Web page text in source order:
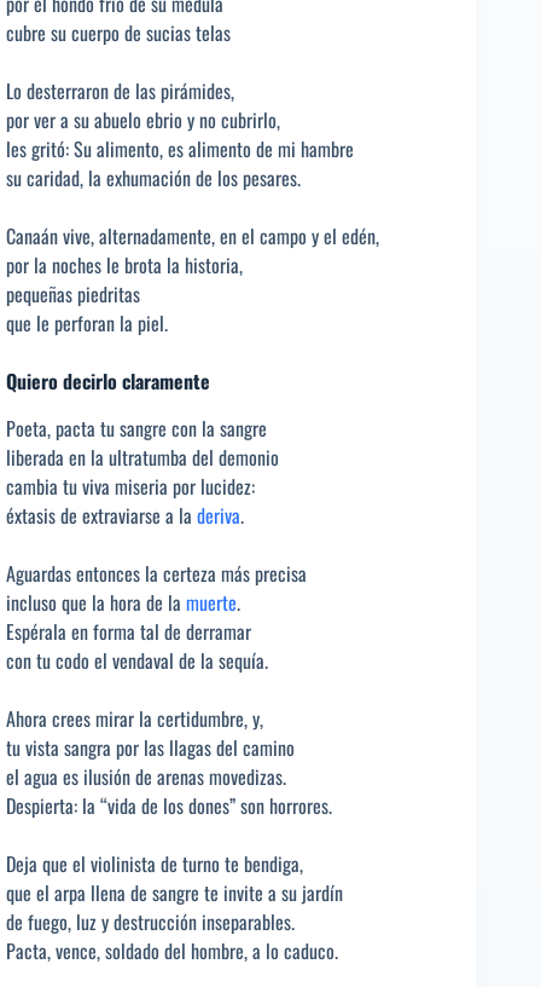
cubre su cuerpo de sucias telas
Lo desterraron de las pirámides,
por ver a su abuelo ebrio y no cubrirlo,
les gritó: Su alimento, es alimento de mi hambre
su caridad, la exhumación de los pesares.
Canaán vive, alternadamente, en el campo y el edén,
por la noches le brota la historia,
pequeñas piedritas
que le perforan la piel.
Quiero decirlo claramente
Poeta, pacta tu sangre con la sangre
liberada en la ultratumba del demonio
cambia tu viva miseria por lucidez:
éxtasis de extraviarse a la deriva.
Aguardas entonces la certeza más precisa
incluso que la hora de la muerte.
Espérala en forma tal de derramar
con tu codo el vendaval de la sequía.
Ahora crees mirar la certidumbre, y,
tu vista sangra por las llagas del camino
el agua es ilusión de arenas movedizas.
Despierta: la “vida de los dones” son horrores.
Deja que el violinista de turno te bendiga,
que el arpa llena de sangre te invite a su jardín
de fuego, luz y destrucción inseparables.
Pacta, vence, soldado del hombre, a lo caduco.